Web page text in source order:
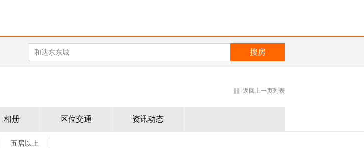
返回上一页列表
相册 区位交通 资讯动态
五居以上